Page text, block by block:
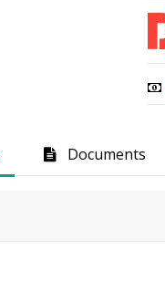
Documents